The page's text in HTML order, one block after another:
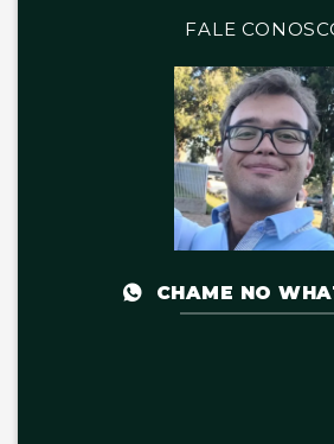
FALE
CHAME NO